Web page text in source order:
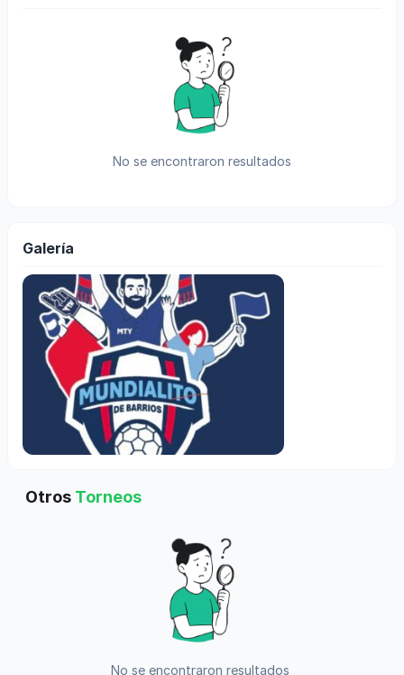
No se encontraron resultados
Galería
Otros Torneos
No se encontraron resultados